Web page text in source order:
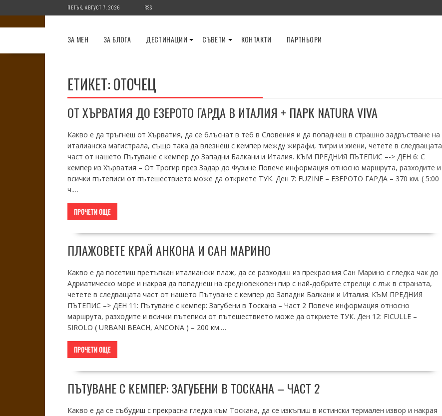
to
content
ПЕТЪК, АВГУСТ 7, 2026 RSS
ЗА МЕН ЗА БЛОГА ДЕСТИНАЦИИ СЪВЕТИ КОНТАКТИ ПАРТНЬОРИ
ЕТИКЕТ:ОТОЧЕЦ
ОТ ХЪРВАТИЯ ДО ЕЗЕРОТО ГАРДА В ИТАЛИЯ + ПАРК NATURA VIVA
Какво е да тръгнеш от Хърватия, да се блъснат в теб в Словения и да попаднеш в страшно задръстване на
италианска магистрала, също така да влезнеш с кемпер между жирафи, тигри и хиени, четете в следващата
част от нашето Пътуване с кемпер до Западни Балкани и Италия. КЪМ ПРЕДНИЯ ПЪТЕПИС –-> ДЕН 6: С
кемпер из Хърватия – От Трогир през Задар до Фузине Повече информация относно маршрута, разходите и
всички пътеписи от пътешествието може да откриете ТУК. Ден 7: FUZINE – ЕЗЕРОТО ГАРДА – 370 км. ( 5:00
ч.…
ПРОЧЕТИ ОЩЕ
ПЛАЖОВЕТЕ КРАЙ АНКОНА И САН МАРИНО
Какво е да посетиш претъпкан италиански плаж, да се разходиш из прекрасния Сан Марино с гледка чак до
Адриатическо море и накрая да попаднеш на средновековен пир с най-добрите стрелци с лък в страната,
четете в следващата част от нашето Пътуване с кемпер до Западни Балкани и Италия. КЪМ ПРЕДНИЯ
ПЪТЕПИС –> ДЕН 11: Пътуване с кемпер: Загубени в Тоскана – Част 2 Повече информация относно
маршрута, разходите и всички пътеписи от пътешествието може да откриете ТУК. Ден 12: FICULLE –
SIROLO ( URBANI BEACH, ANCONA ) – 200 км.…
ПРОЧЕТИ ОЩЕ
ПЪТУВАНЕ С КЕМПЕР: ЗАГУБЕНИ В ТОСКАНА – ЧАСТ 2
Какво е да се събудиш с прекрасна гледка към Тоскана, да се изкъпиш в истински термален извор и накрая